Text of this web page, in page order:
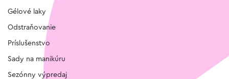
Gélové laky
Odstraňovanie
Príslušenstvo
Sady na manikúru
Sezónny výpredaj